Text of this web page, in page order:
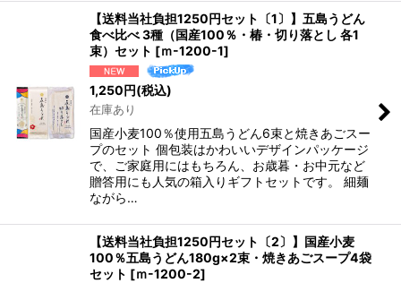
【送料当社負担1250円セット〔1〕】五島うどん
食べ比べ 3種（国産100％・椿・切り落とし 各1
束）セット [ｍ-1200-1]
1,250円(税込)
在庫あり
国産小麦100％使用五島うどん6束と焼きあごスー
プのセット 個包装はかわいいデザインパッケージ
で、ご家庭用にはもちろん、お歳暮・お中元など
贈答用にも人気の箱入りギフトセットです。 細麺
ながら…
【送料当社負担1250円セット〔2〕】国産小麦
100％五島うどん180g×2束・焼きあごスープ4袋
セット [ｍ-1200-2]